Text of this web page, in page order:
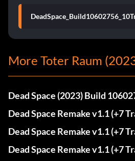
More Toter Raum
Dead Space (2023) Build
Dead Space Remake v1.1 (+7
Dead Space Remake v1.1 (+7
Dead Space Remake v1.1 (+7